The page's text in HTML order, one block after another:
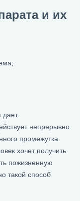
и их
дает
непрерывно
промежутка.
хочет получить
пожизненную
такой способ